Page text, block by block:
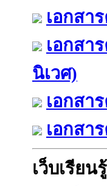
เอกสา
เอกสา
นิเวศ)
เอกสา
เอกสา
เว็บเรียนรู้